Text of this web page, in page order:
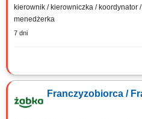
kierownik / kierowniczka / koordynator
menedżerka
7 dni
Główne zadania: Prowadzenie
obsługi. Monitorowanie stanów
Dostosowywanie asortymentu sklepu
Franczyzobiorca /